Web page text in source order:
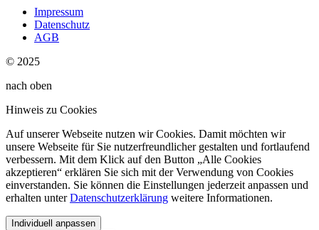
Impressum
Datenschutz
AGB
© 2025
nach oben
Hinweis zu Cookies
Auf unserer Webseite nutzen wir Cookies. Damit möchten wir
unsere Webseite für Sie nutzerfreundlicher gestalten und fortlaufend
verbessern. Mit dem Klick auf den Button „Alle Cookies
akzeptieren“ erklären Sie sich mit der Verwendung von Cookies
einverstanden. Sie können die Einstellungen jederzeit anpassen und
erhalten unterDatenschutzerklärung weitere Informationen.
Individuell anpassen